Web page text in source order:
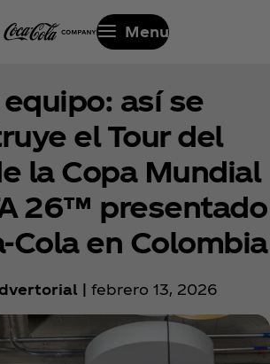
Menu
equipo: así se
el Tour del
la Copa Mundial
26™ presentado
en Colombia
| febrero 13, 2026